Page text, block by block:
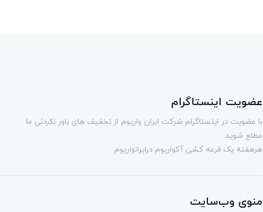
عضویت اینستاگرام
با عضویت در اینستاگرام شرکت ایران واریوم از تخفیف های باور نکردنی ما
مطلع شوید.
هرهفته یک قرعه کشی آکواریوم درایرانواریوم
منوی وب‌سایت